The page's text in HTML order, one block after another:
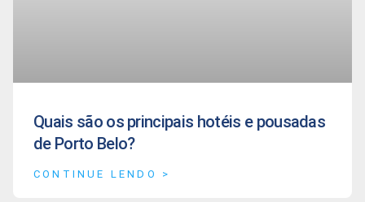
Quais são os principais hotéis e pousadas
de Porto Belo?
CONTINUE LENDO >